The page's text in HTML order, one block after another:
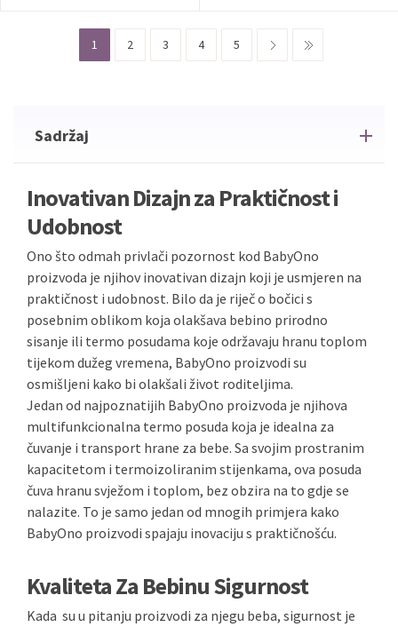
1 2 3 4 5
Sadržaj
Inovativan Dizajn za Praktičnost i
Udobnost
Ono što odmah privlači pozornost kod BabyOno
proizvoda je njihov inovativan dizajn koji je usmjeren na
praktičnost i udobnost. Bilo da je riječ o bočici s
posebnim oblikom koja olakšava bebino prirodno
sisanje ili termo posudama koje održavaju hranu toplom
tijekom dužeg vremena, BabyOno proizvodi su
osmišljeni kako bi olakšali život roditeljima.
Jedan od najpoznatijih BabyOno proizvoda je njihova
multifunkcionalna termo posuda koja je idealna za
čuvanje i transport hrane za bebe. Sa svojim prostranim
kapacitetom i termoizoliranim stijenkama, ova posuda
čuva hranu svježom i toplom, bez obzira na to gdje se
nalazite. To je samo jedan od mnogih primjera kako
BabyOno proizvodi spajaju inovaciju s praktičnošću.
Kvaliteta Za Bebinu Sigurnost
Kada su u pitanju proizvodi za njegu beba, sigurnost je